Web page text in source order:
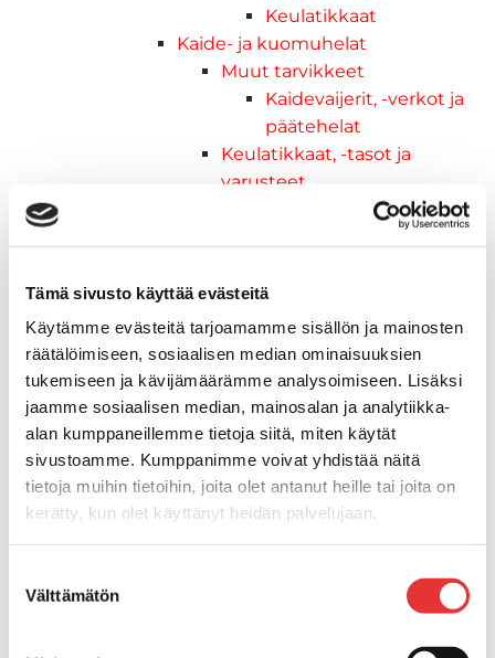
Tämä sivusto käyttää evästeitä
Käytämme evästeitä tarjoamamme sisällön ja mainosten
räätälöimiseen, sosiaalisen median ominaisuuksien
tukemiseen ja kävijämäärämme analysoimiseen. Lisäksi
jaamme sosiaalisen median, mainosalan ja analytiikka-
alan kumppaneillemme tietoja siitä, miten käytät
sivustoamme. Kumppanimme voivat yhdistää näitä
tietoja muihin tietoihin, joita olet antanut heille tai joita on
kerätty, kun olet käyttänyt heidän palvelujaan.
valinta
Välttämätön
Keulatikkaat
Kaide- ja kuomuhelat
Muut tarvikkeet
Kaidevaijerit, -verkot ja
päätehelat
Keulatikkaat, -tasot ja
varusteet
Keulakaiteet ja
Luukut, hyttysverkot ja
rullaverhot
Kansiluukut
Hyttysverkot
Verhot
Venetikkaat
Uimatikkaat
Kasettitikkaat
Keulatikkaat
Köysitikkaat